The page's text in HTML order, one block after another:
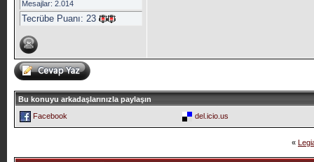
Mesajlar: 2.014
Tecrübe Puanı: 23
Bu konuyu arkadaşlarınızla paylaşın
Facebook
del.icio.us
«